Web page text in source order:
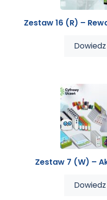
Zestaw 16 (R) –
Zestaw 7 (W) –